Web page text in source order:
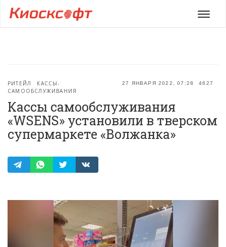
Меню
27 ЯНВАРЯ 2022, 07:28 4627
РИТЕЙЛ
КАССЫ-
САМООБСЛУЖИВАНИЯ
Кассы самообслуживания
«WSENS» установили в тверском
супермаркете «Волжанка»